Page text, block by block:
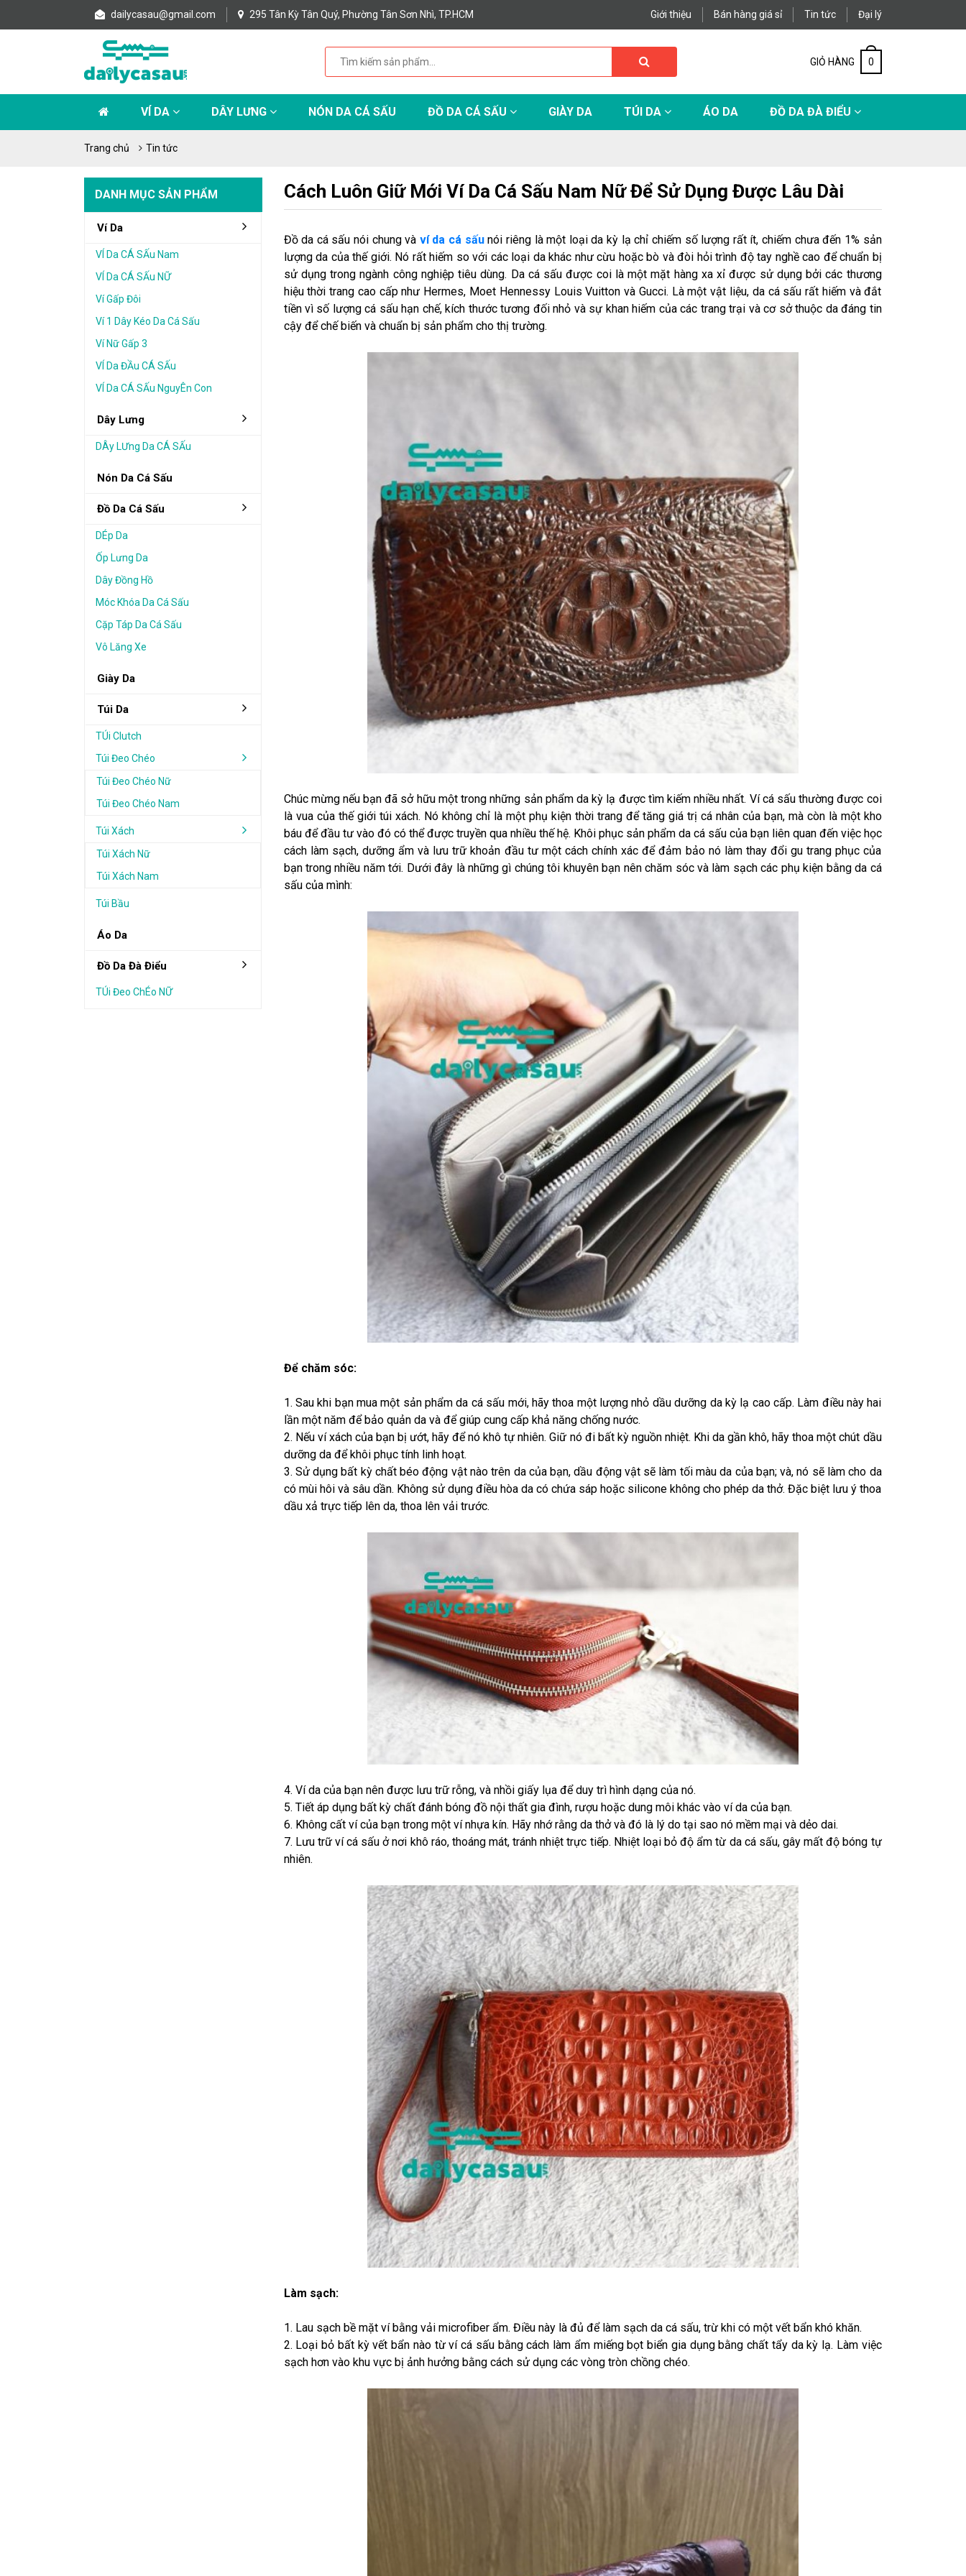
dailycasau@gmail.com 295 Tân Kỳ Tân Quý, Phường Tân Sơn Nhì, TP.HCM Giới thiệu Bán hàng giá sỉ Tin tức Đại lý
GIỎ HÀNG 0
VÍ DA DÂY LƯNG NÓN DA CÁ SẤU ĐỒ DA CÁ SẤU GIÀY DA TÚI DA ÁO DA ĐỒ DA ĐÀ ĐIỂU
Trang chủ Tin tức
DANH MỤC SẢN PHẨM
Ví Da
VÍ Da CÁ SẤu Nam
VÍ Da CÁ SẤu NỮ
Ví Gấp Đôi
Ví 1 Dây Kéo Da Cá Sấu
Ví Nữ Gấp 3
VÍ Da ĐẦu CÁ SẤu
VÍ Da CÁ SẤu NguyÊn Con
Dây Lưng
DÂy LƯng Da CÁ SẤu
Nón Da Cá Sấu
Đồ Da Cá Sấu
DÉp Da
Ốp Lưng Da
Dây Đồng Hồ
Móc Khóa Da Cá Sấu
Cặp Táp Da Cá Sấu
Vô Lăng Xe
Giày Da
Túi Da
TÚi Clutch
Túi Đeo Chéo
Túi Đeo Chéo Nữ
Túi Đeo Chéo Nam
Túi Xách
Túi Xách Nữ
Túi Xách Nam
Túi Bầu
Áo Da
Đồ Da Đà Điểu
TÚi Đeo ChÉo NỮ
Cách Luôn Giữ Mới Ví Da Cá Sấu Nam Nữ Để Sử Dụng Được Lâu Dài
Đồ da cá sấu nói chung và ví da cá sấunói riêng là một loại da kỳ lạ chỉ chiếm số lượng rất ít, chiếm chưa đến 1% sản
lượng da của thế giới. Nó rất hiếm so với các loại da khác như cừu hoặc bò và đòi hỏi trình độ tay nghề cao để chuẩn bị
sử dụng trong ngành công nghiệp tiêu dùng. Da cá sấu được coi là một mặt hàng xa xỉ được sử dụng bởi các thương
hiệu thời trang cao cấp như Hermes, Moet Hennessy Louis Vuitton và Gucci. Là một vật liệu, da cá sấu rất hiếm và đắt
tiền vì số lượng cá sấu hạn chế, kích thước tương đối nhỏ và sự khan hiếm của các trang trại và cơ sở thuộc da đáng tin
cậy để chế biến và chuẩn bị sản phẩm cho thị trường.
Chúc mừng nếu bạn đã sở hữu một trong những sản phẩm da kỳ lạ được tìm kiếm nhiều nhất. Ví cá sấu thường được coi
là vua của thế giới túi xách. Nó không chỉ là một phụ kiện thời trang để tăng giá trị cá nhân của bạn, mà còn là một kho
báu để đầu tư vào đó có thể được truyền qua nhiều thế hệ. Khôi phục sản phẩm da cá sấu của bạn liên quan đến việc học
cách làm sạch, dưỡng ẩm và lưu trữ khoản đầu tư một cách chính xác để đảm bảo nó làm thay đổi gu trang phục của
bạn trong nhiều năm tới. Dưới đây là những gì chúng tôi khuyên bạn nên chăm sóc và làm sạch các phụ kiện bằng da cá
sấu của mình:
Để chăm sóc:
1. Sau khi bạn mua một sản phẩm da cá sấu mới, hãy thoa một lượng nhỏ dầu dưỡng da kỳ lạ cao cấp. Làm điều này hai
lần một năm để bảo quản da và để giúp cung cấp khả năng chống nước.
2. Nếu ví xách của bạn bị ướt, hãy để nó khô tự nhiên. Giữ nó đi bất kỳ nguồn nhiệt. Khi da gần khô, hãy thoa một chút dầu
dưỡng da để khôi phục tính linh hoạt.
3. Sử dụng bất kỳ chất béo động vật nào trên da của bạn, dầu động vật sẽ làm tối màu da của bạn; và, nó sẽ làm cho da
có mùi hôi và sâu dần. Không sử dụng điều hòa da có chứa sáp hoặc silicone không cho phép da thở. Đặc biệt lưu ý thoa
dầu xả trực tiếp lên da, thoa lên vải trước.
4. Ví da của bạn nên được lưu trữ rỗng, và nhồi giấy lụa để duy trì hình dạng của nó.
5. Tiết áp dụng bất kỳ chất đánh bóng đồ nội thất gia đình, rượu hoặc dung môi khác vào ví da của bạn.
6. Không cất ví của bạn trong một ví nhựa kín. Hãy nhớ rằng da thở và đó là lý do tại sao nó mềm mại và dẻo dai.
7. Lưu trữ ví cá sấu ở nơi khô ráo, thoáng mát, tránh nhiệt trực tiếp. Nhiệt loại bỏ độ ẩm từ da cá sấu, gây mất độ bóng tự
nhiên.
Làm sạch:
1. Lau sạch bề mặt ví bằng vải microfiber ẩm. Điều này là đủ để làm sạch da cá sấu, trừ khi có một vết bẩn khó khăn.
2. Loại bỏ bất kỳ vết bẩn nào từ ví cá sấu bằng cách làm ẩm miếng bọt biển gia dụng bằng chất tẩy da kỳ lạ. Làm việc
sạch hơn vào khu vực bị ảnh hưởng bằng cách sử dụng các vòng tròn chồng chéo.